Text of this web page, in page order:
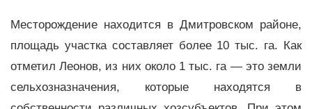
Месторождение находится в Дмитровском районе,
площадь участка составляет более 10 тыс. га. Как
отметил Леонов, из них около 1 тыс. га — это земли
сельхозназначения, которые находятся в